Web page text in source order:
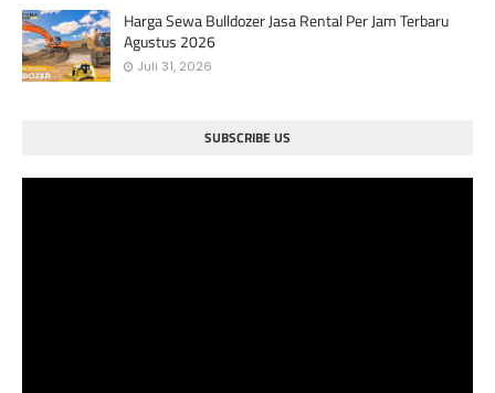
Harga Sewa Bulldozer Jasa Rental Per Jam Terbaru
Agustus 2026
Juli 31, 2026
SUBSCRIBE US